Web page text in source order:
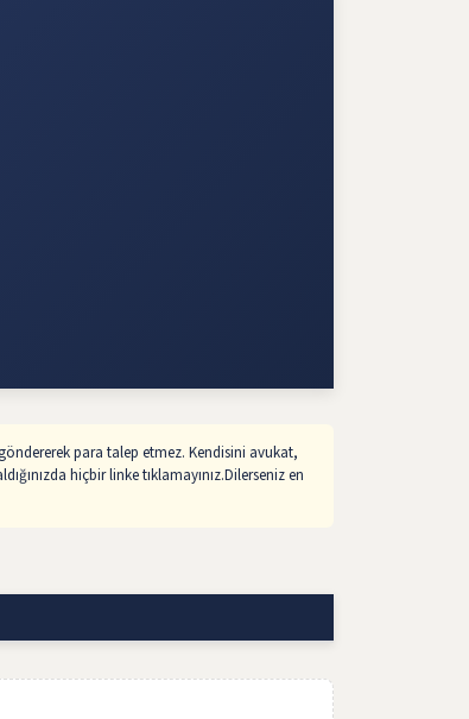
para talep etmez. Kendisini avukat,
hiçbir linke tıklamayınız.Dilerseniz en